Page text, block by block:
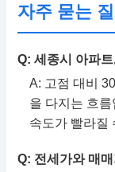
자주 묻는
Q: 세종시 아파
A: 고점 대비
을 다지는 흐
속도가 빨라질
Q: 전세가와 매